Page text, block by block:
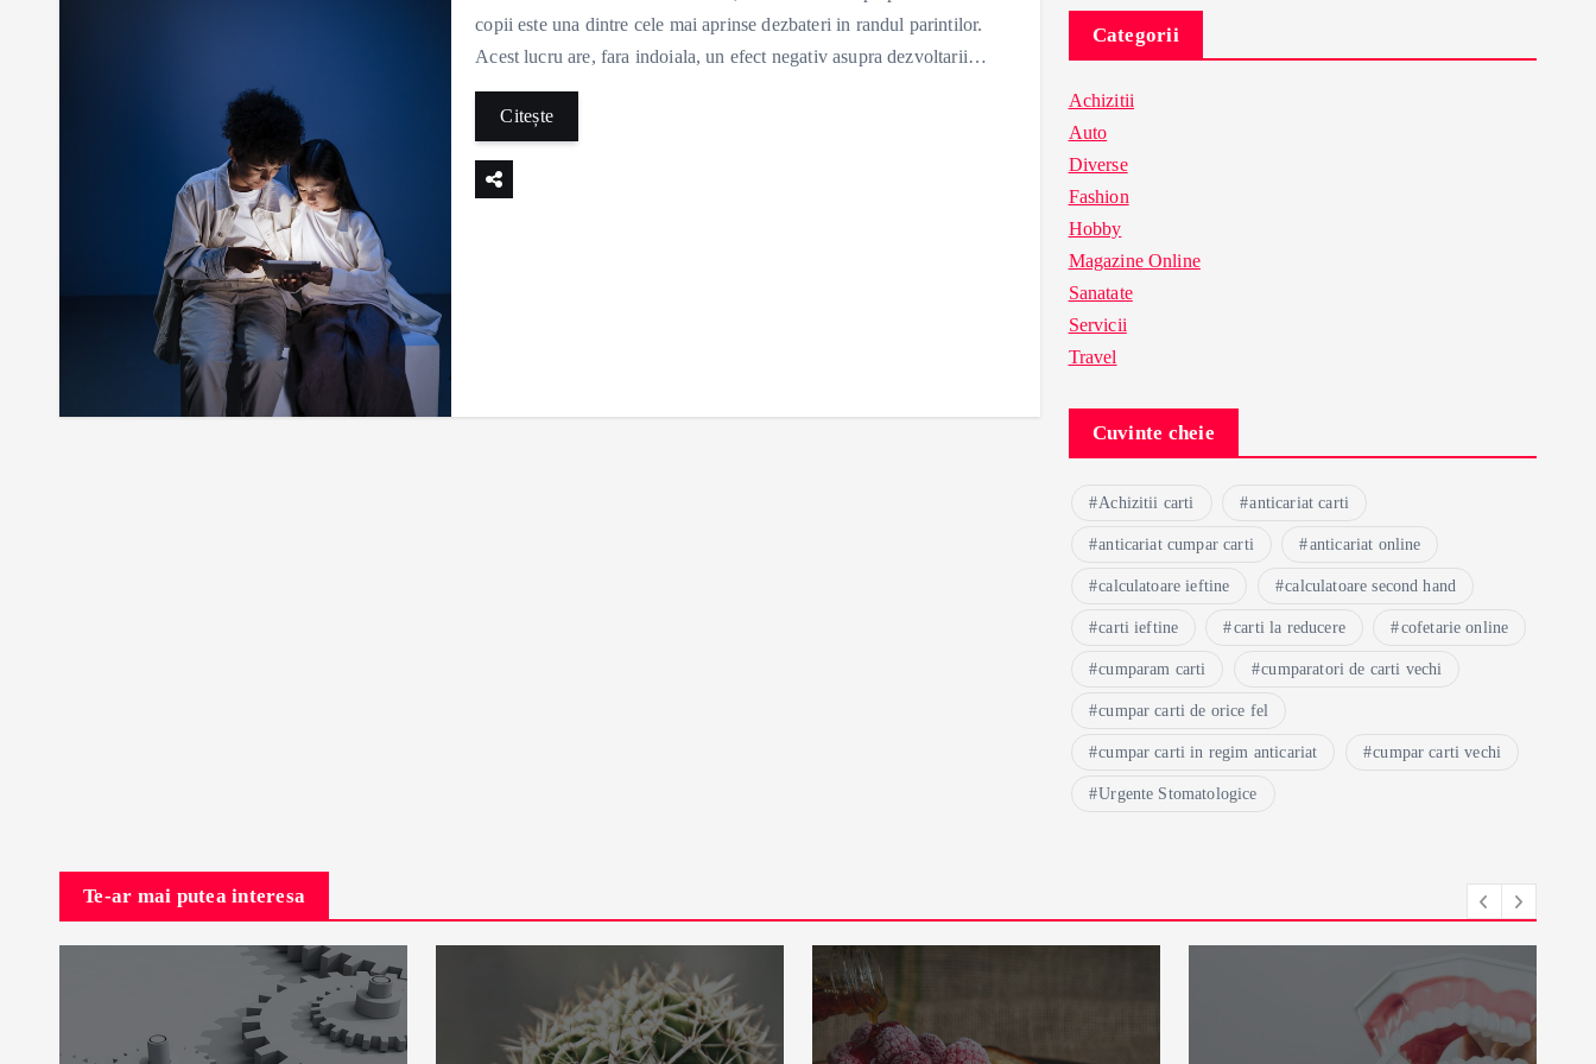
copii este una dintre cele mai aprinse dezbateri in randul parintilor.
Acest lucru are, fara indoiala, un efect negativ asupra dezvoltarii…
Citește
Categorii
Achizitii
Auto
Diverse
Fashion
Hobby
Magazine Online
Sanatate
Servicii
Travel
Cuvinte cheie
Achizitii carti anticariat carti
anticariat cumpar carti anticariat online
calculatoare ieftine calculatoare second hand
carti ieftine carti la reducere cofetarie online
cumparam carti cumparatori de carti vechi
cumpar carti de orice fel
cumpar carti in regim anticariat cumpar carti vechi
Urgente Stomatologice
Te-ar mai putea interesa